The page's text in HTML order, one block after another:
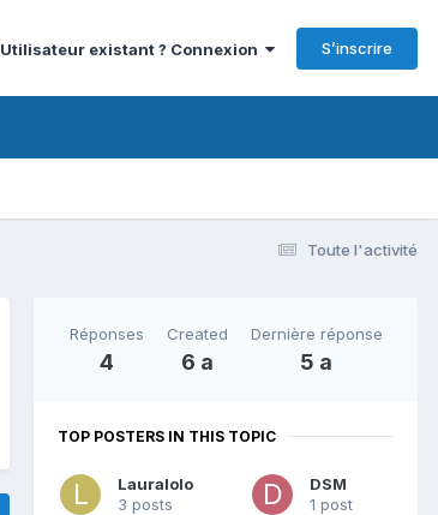
Utilisateur existant ? Connexion S’inscrire
Toute l'activité
Réponses
4
Created
6 a
Dernière réponse
5 a
TOP POSTERS IN THIS TOPIC
Lauralolo
3 posts
DSM
1 post